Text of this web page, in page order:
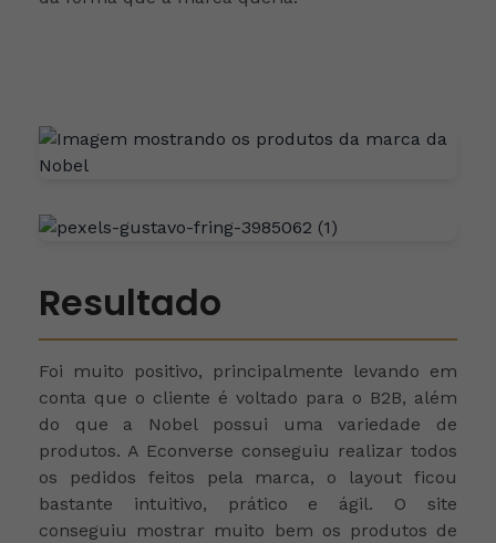
Resultado
Foi muito positivo, principalmente levando em
conta que o cliente é voltado para o B2B, além
do que a Nobel possui uma variedade de
produtos. A Econverse conseguiu realizar todos
os pedidos feitos pela marca, o layout ficou
bastante intuitivo, prático e ágil. O site
conseguiu mostrar muito bem os produtos de